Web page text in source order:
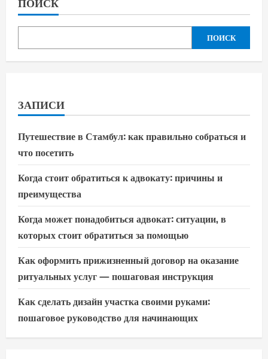
ПОИСК
ЗАПИСИ
Путешествие в Стамбул: как правильно собраться и
что посетить
Когда стоит обратиться к адвокату: причины и
преимущества
Когда может понадобиться адвокат: ситуации, в
которых стоит обратиться за помощью
Как оформить прижизненный договор на оказание
ритуальных услуг — пошаговая инструкция
Как сделать дизайн участка своими руками:
пошаговое руководство для начинающих